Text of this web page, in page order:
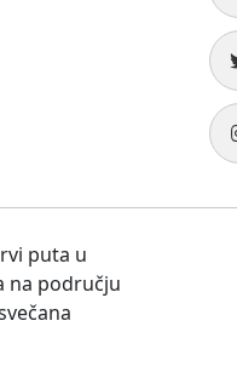
puta u
na području